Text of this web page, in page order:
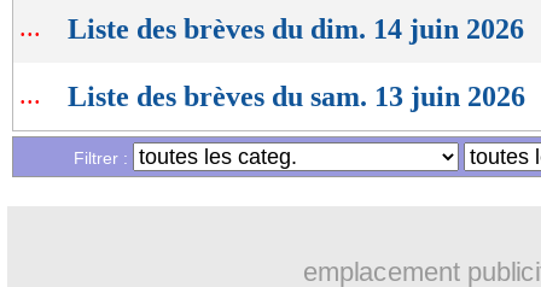
... Liste des brèves du dim. 14 juin 2026
... Liste des brèves du sam. 13 juin 2026
Filtrer :
emplacement